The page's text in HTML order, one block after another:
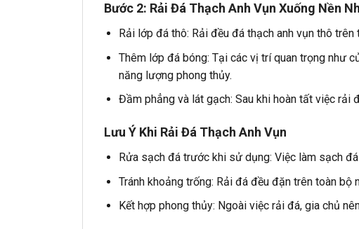
Bước 2: Rải Đá Thạch Anh Vụn Xuống Nền
Rải lớp đá thô: Rải đều đá thạch anh vụn thô
Thêm lớp đá bóng: Tại các vị trí quan trọng như
năng lượng phong thủy.
Đầm phẳng và lát gạch: Sau khi hoàn tất việc rải
Lưu Ý Khi Rải Đá Thạch Anh Vụn
Rửa sạch đá trước khi sử dụng: Việc làm sạch
Tránh khoảng trống: Rải đá đều đặn trên toàn bộ
Kết hợp phong thủy: Ngoài việc rải đá, gia chủ